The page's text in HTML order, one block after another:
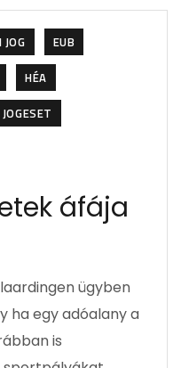
EUB
HÉA
JOGESET
áfája
ügyben
ha egy adóalany a
is